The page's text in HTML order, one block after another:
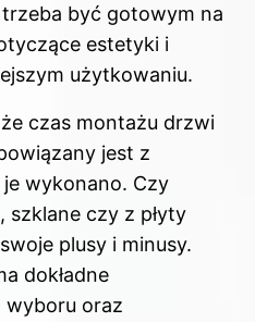
trzeba być gotowym na
estetyki i
użytkowaniu.
czas montażu drzwi
jest z
je wykonano. Czy
szklane czy z płyty
plusy i minusy.
dokładne
wyboru oraz